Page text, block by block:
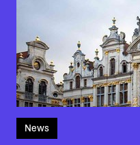
News